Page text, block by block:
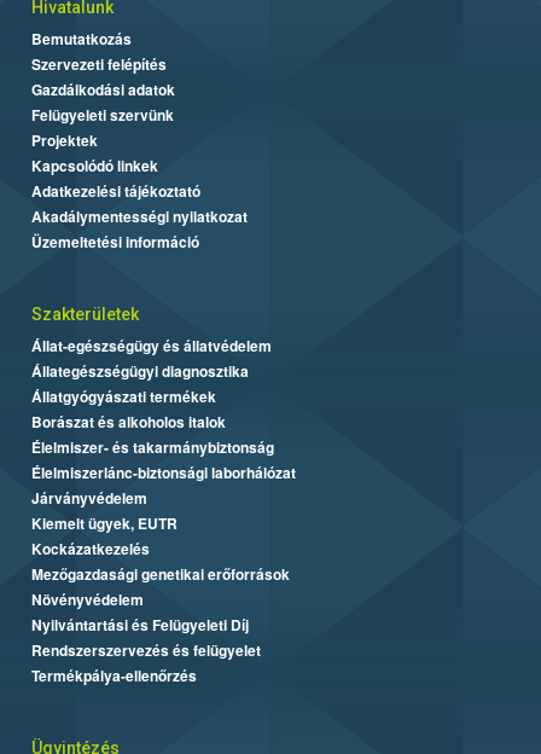
Hivatalunk
Bemutatkozás
Szervezeti felépítés
Gazdálkodási adatok
Felügyeleti szervünk
Projektek
Kapcsolódó linkek
Adatkezelési tájékoztató
Akadálymentességi nyilatkozat
Üzemeltetési információ
Szakterületek
Állat-egészségügy és állatvédelem
Állategészségügyi diagnosztika
Állatgyógyászati termékek
Borászat és alkoholos italok
Élelmiszer- és takarmánybiztonság
Élelmiszerlánc-biztonsági laborhálózat
Járványvédelem
Kiemelt ügyek, EUTR
Kockázatkezelés
Mezőgazdasági genetikai erőforrások
Növényvédelem
Nyilvántartási és Felügyeleti Díj
Rendszerszervezés és felügyelet
Termékpálya-ellenőrzés
Ügyintézés